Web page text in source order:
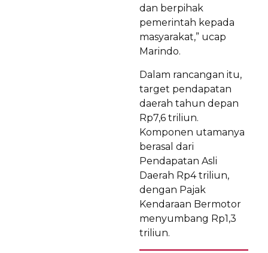
dan berpihak
pemerintah kepada
masyarakat,” ucap
Marindo.
Dalam rancangan itu,
target pendapatan
daerah tahun depan
Rp7,6 triliun.
Komponen utamanya
berasal dari
Pendapatan Asli
Daerah Rp4 triliun,
dengan Pajak
Kendaraan Bermotor
menyumbang Rp1,3
triliun.